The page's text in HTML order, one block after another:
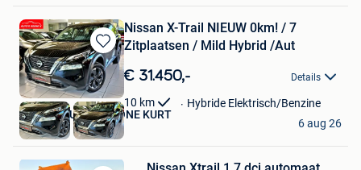
Bewaren
in
Mijn
Favorieten
Nissan X-Trail NIEUW 0km! / 7
Zitplaatsen / Mild Hybrid /Aut
€ 31.450,- Details
10 km
Hybride Elektrisch/Benzine
Garage ️ AUTO'S BOONE KURT
Kortrijk
6 aug 26